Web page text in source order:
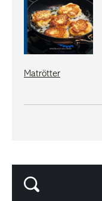
Matrötter